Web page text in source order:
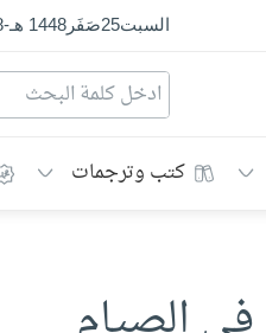
السبت25صَفَر1448 هـ -
كتب وترجمات